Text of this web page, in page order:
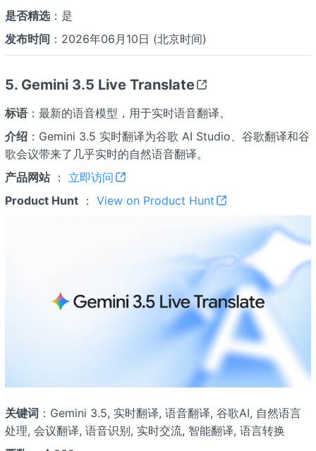
是否精选：是
发布时间 ：2026年06月10日 (北京时间)
5. Gemini 3.5 Live Translate
标语：最新的语音模型，用于实时语音翻译。
介绍：Gemini 3.5 实时翻译为谷歌 AI Studio、谷歌翻译和谷
歌会议带来了几乎实时的自然语音翻译。
产品网站： 立即访问
Product Hunt： View on Product Hunt
关键词 ：Gemini 3.5, 实时翻译, 语音翻译, 谷歌AI, 自然语言
处理, 会议翻译, 语音识别, 实时交流, 智能翻译, 语言转换